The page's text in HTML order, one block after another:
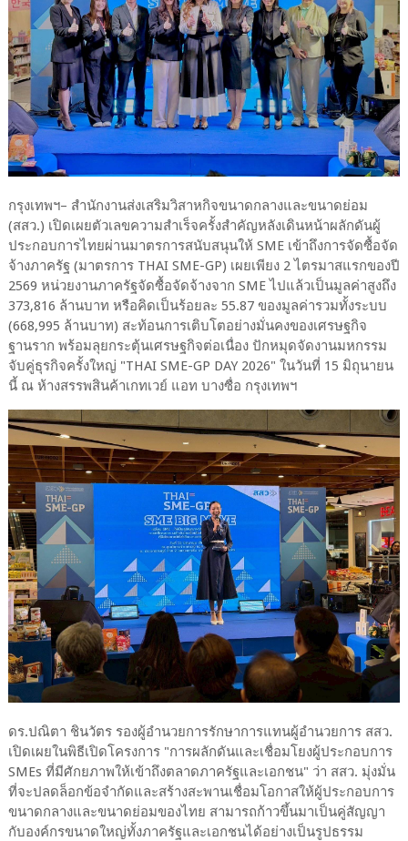
กรุงเทพฯ– สำนักงานส่งเสริมวิสาหกิจขนาดกลางและขนาดย่อม
(สสว.) เปิดเผยตัวเลขความสำเร็จครั้งสำคัญหลังเดินหน้าผลักดันผู้
ประกอบการไทยผ่านมาตรการสนับสนุนให้ SME เข้าถึงการจัดซื้อจัด
จ้างภาครัฐ (มาตรการ THAI SME-GP) เผยเพียง 2 ไตรมาสแรกของปี
2569 หน่วยงานภาครัฐจัดซื้อจัดจ้างจาก SME ไปแล้วเป็นมูลค่าสูงถึง
373,816 ล้านบาท หรือคิดเป็นร้อยละ 55.87 ของมูลค่ารวมทั้งระบบ
(668,995 ล้านบาท) สะท้อนการเติบโตอย่างมั่นคงของเศรษฐกิจ
ฐานราก พร้อมลุยกระตุ้นเศรษฐกิจต่อเนื่อง ปักหมุดจัดงานมหกรรม
จับคู่ธุรกิจครั้งใหญ่ "THAI SME-GP DAY 2026" ในวันที่ 15 มิถุนายน
นี้ ณ ห้างสรรพสินค้าเกทเวย์ แอท บางซื่อ กรุงเทพฯ
ดร.ปณิตา ชินวัตร รองผู้อำนวยการรักษาการแทนผู้อำนวยการ สสว.
เปิดเผยในพิธีเปิดโครงการ "การผลักดันและเชื่อมโยงผู้ประกอบการ
SMEs ที่มีศักยภาพให้เข้าถึงตลาดภาครัฐและเอกชน" ว่า สสว. มุ่งมั่น
ที่จะปลดล็อกข้อจำกัดและสร้างสะพานเชื่อมโอกาสให้ผู้ประกอบการ
ขนาดกลางและขนาดย่อมของไทย สามารถก้าวขึ้นมาเป็นคู่สัญญา
กับองค์กรขนาดใหญ่ทั้งภาครัฐและเอกชนได้อย่างเป็นรูปธรรม